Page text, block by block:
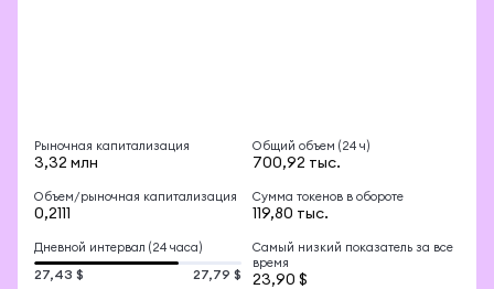
Рыночная капитализация
3,32 млн
Общий объем (24 ч)
700,92 тыс.
Объем/рыночная капитализация
0,2111
Сумма токенов в обороте
119,80 тыс.
Дневной интервал (24 часа)
27,43 $ 27,79 $
Самый низкий показатель за все
время
23,90 $